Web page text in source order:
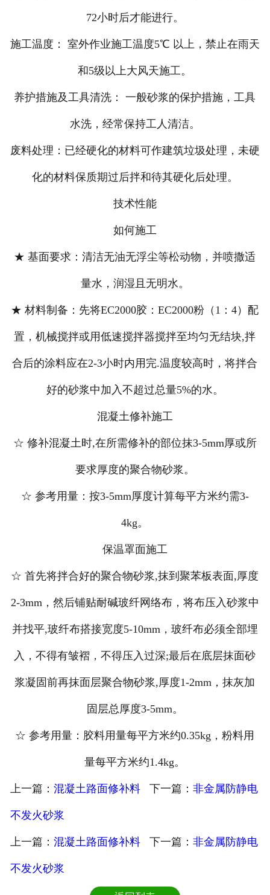
72小时后才能进行。
施工温度： 室外作业施工温度5℃ 以上，禁止在雨天
和5级以上大风天施工。
养护措施及工具清洗： 一般砂浆的保护措施，工具
水洗，经常保持工人清洁。
废料处理：已经硬化的材料可作建筑垃圾处理，未硬
化的材料保质期过后拌和待其硬化后处理。
技术性能
如何施工
★ 基面要求：清洁无油无浮尘等松动物，并喷撒适
量水，润湿且无明水。
★ 材料制备：先将EC2000胶：EC2000粉（1：4）配
置，机械搅拌或用低速搅拌器搅拌至均匀无结块,拌
合后的涂料应在2-3小时内用完.温度较高时，将拌合
好的砂浆中加入不超过总量5%的水。
混凝土修补施工
☆ 修补混凝土时,在所需修补的部位抹3-5mm厚或所
要求厚度的聚合物砂浆。
☆ 参考用量：按3-5mm厚度计算每平方米约需3-
4kg。
保温罩面施工
☆ 首先将拌合好的聚合物砂浆,抹到聚苯板表面,厚度
2-3mm，然后铺贴耐碱玻纤网络布，将布压入砂浆中
并找平,玻纤布搭接宽度5-10mm，玻纤布必须全部埋
入，不得有皱褶，不得压入过深;最后在底层抹面砂
浆凝固前再抹面层聚合物砂浆,厚度1-2mm，抹灰加
固层总厚度3-5mm。
☆ 参考用量：胶料用量每平方米约0.35kg，粉料用
量每平方米约1.4kg。
上一篇： 混凝土路面修补料下一篇： 非金属防静电
不发火砂浆
上一篇： 混凝土路面修补料下一篇： 非金属防静电
不发火砂浆